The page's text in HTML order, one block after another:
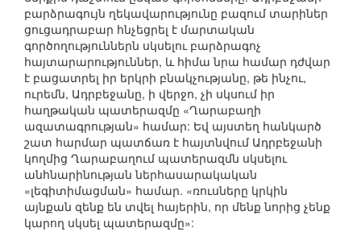
բարձրագույն ղեկավարությունը բազում տարիներ
ցուցադրաբար հնչեցրել է մարտական
գործողություններն սկսելու բարձրագոչ
հայտարարություններ, և հիմա նրա համար դժվար
է բացատրել իր երկրի բնակչությանը, թե ինչու,
ուրեմն, Ադրբեջանը, ի վերջո, չի սկսում իր
հաղթական պատերազմը «Ղարաբաղի
ազատագրության» համար: Եվ այստեղ հանկարծ
շատ հարմար պատճառ է հայտնվում Ադրբեջանի
կողմից Ղարաբաղում պատերազմն սկսելու
անհնարինության ներհասարակական
«լեգիտիմացման» համար. «ռուսները կրկին
այնքան զենք են տվել հայերին, որ մենք նորից չենք
կարող սկսել պատերազմը»: